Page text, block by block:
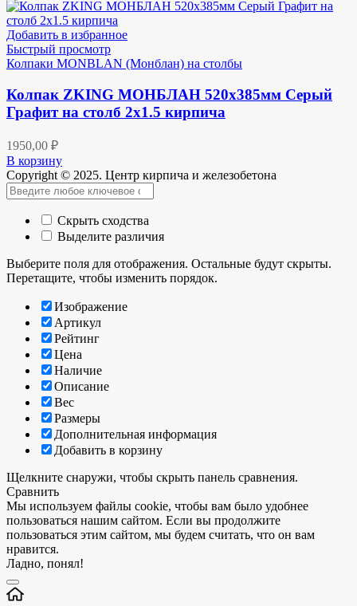
Добавить в избранное
Быстрый просмотр
Колпаки MONBLAN (Монблан) на столбы
Колпак ZKING МОНБЛАН 520х385мм Серый
Графит на столб 2х1.5 кирпича
1950,00 ₽
В корзину
Copyright © 2025. Центр кирпича и железобетона
Скрыть сходства
Выделите различия
Выберите поля для отображения. Остальные будут скрыты.
Перетащите, чтобы изменить порядок.
Изображение
Артикул
Рейтинг
Цена
Наличие
Описание
Вес
Размеры
Дополнительная информация
Добавить в корзину
Щелкните снаружи, чтобы скрыть панель сравнения.
Сравнить
Мы используем файлы cookie, чтобы вам было удобнее
пользоваться нашим сайтом. Если вы продолжите
пользоваться этим сайтом, мы будем считать, что он вам
нравится.
Ладно, понял!